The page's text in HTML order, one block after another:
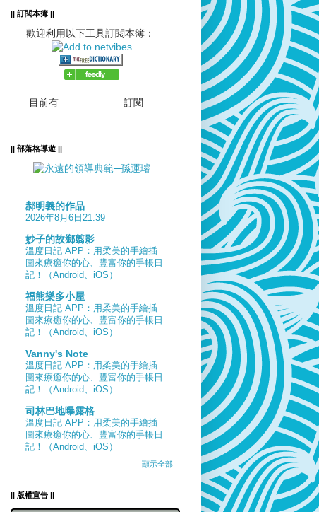
|| 訂閱本簿 ||
歡迎利用以下工具訂閱本簿：
目前有 訂閱
|| 部落格導遊 ||
郝明義的作品
2026年8月6日21:39
妙子的故鄉翦影
溫度日記 APP：用柔美的手繪插
圖來療癒你的心、豐富你的手帳日
記！（Android、iOS）
福熊樂多小屋
溫度日記 APP：用柔美的手繪插
圖來療癒你的心、豐富你的手帳日
記！（Android、iOS）
Vanny's Note
溫度日記 APP：用柔美的手繪插
圖來療癒你的心、豐富你的手帳日
記！（Android、iOS）
司林巴地曝露格
溫度日記 APP：用柔美的手繪插
圖來療癒你的心、豐富你的手帳日
記！（Android、iOS）
顯示全部
|| 版權宣告 ||